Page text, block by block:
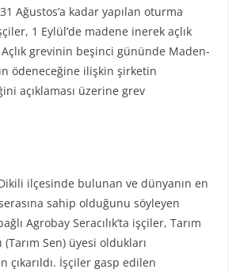
Ağustos’a kadar yapılan oturma
1 Eylül’de madene inerek açlık
grevinin beşinci gününde Maden-
ödeneceğine ilişkin şirketin
açıklaması üzerine grev
ilçesinde bulunan ve dünyanın en
sahip olduğunu söyleyen
Agrobay Seracılık’ta işçiler, Tarım
(Tarım Sen) üyesi oldukları
çıkarıldı. İşçiler gasp edilen